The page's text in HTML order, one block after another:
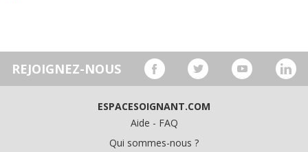
REJOIGNEZ-NOUS
ESPACESOIGNANT.COM
Aide - FAQ
Qui sommes-nous ?